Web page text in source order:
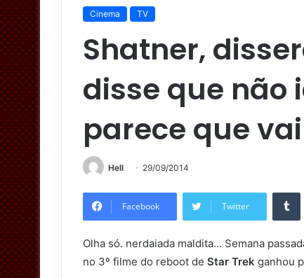
Cinema TV
Shatner,
disse que não
parece que
Hell 29/09/2014
Facebook Twitter
Olha só. nerdaiada maldita… Semana
no 3º filme do reboot de Star Trek ganhou